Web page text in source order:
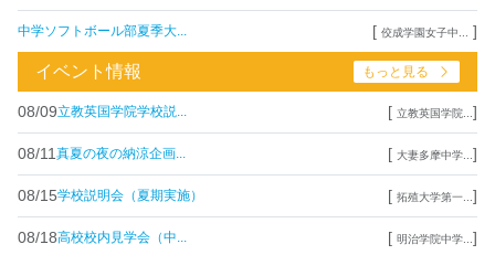
中学ソフトボール部夏季大... [ 佼成学園女子中... ]
イベント情報 もっと見る
08/09立教英国学院学校説... [ 立教英国学院... ]
08/11 真夏の夜の納涼企画... [ 大妻多摩中学... ]
08/15学校説明会（夏期実施） [ 拓殖大学第一... ]
08/18高校校内見学会（中... [ 明治学院中学... ]